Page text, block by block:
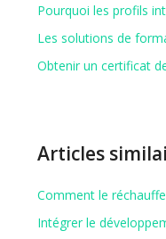
Pourquoi les profils
Les solutions de
Obtenir un certificat
Articles
Comment le
Intégrer le